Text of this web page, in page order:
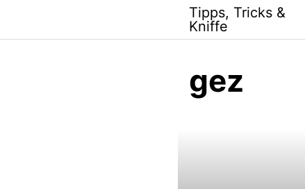
content
Tipps, Tricks &
Kniffe
gez